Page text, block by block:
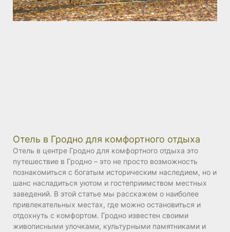
Отель в Гродно для комфортного отдыха
Отель в центре Гродно для комфортного отдыха это
путешествие в Гродно – это не просто возможность
познакомиться с богатым историческим наследием, но и
шанс насладиться уютом и гостеприимством местных
заведений. В этой статье мы расскажем о наиболее
привлекательных местах, где можно остановиться и
отдохнуть с комфортом. Гродно известен своими
живописными улочками, культурными памятниками и